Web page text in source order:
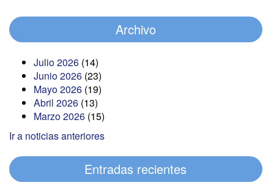
Archivo
Julio 2026 (14)
Junio 2026 (23)
Mayo 2026 (19)
Abril 2026 (13)
Marzo 2026 (15)
Ir a noticias anteriores
Entradas recientes